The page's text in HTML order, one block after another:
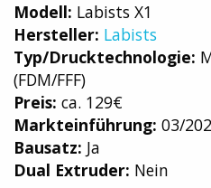
Modell: Labists X1
Hersteller: Labists
Typ/Drucktechnologie:
(FDM/FFF)
Preis: ca. 129€
Markteinführung: 03/
Bausatz: Ja
Dual Extruder: Nein